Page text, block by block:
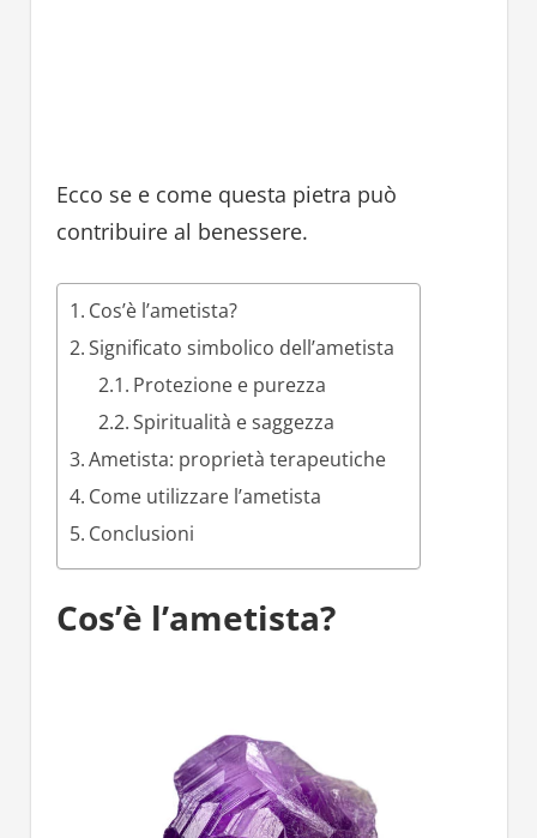
Ecco se e come questa pietra può
contribuire al benessere.
Cos’è l’ametista?
Significato simbolico dell’ametista
Protezione e purezza
Spiritualità e saggezza
Ametista: proprietà terapeutiche
Come utilizzare l’ametista
Conclusioni
Cos’è l’ametista?